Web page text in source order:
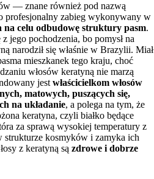
— znane również pod nazwą
zabieg wykonywany w
na celu odbudowę struktury pasm.
jego pochodzenia, bo pomysł na
narodził się właśnie w Brazylii. Miał
mieszkanek tego kraju, choć
włosów keratyną nie marzą
jest właścicielkom włosów
matowych, puszących się,
na układanie, a polega na tym, że
keratyna, czyli białko będące
za sprawą wysokiej temperatury z
kosmyków i zamyka ich
z keratyną są zdrowe i dobrze